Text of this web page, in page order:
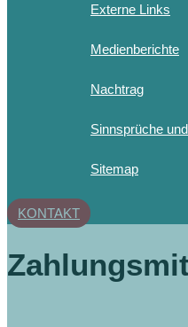
Externe Links
Medienberichte
Nachtrag
Sinnsprüche
Sitemap
KONTAKT